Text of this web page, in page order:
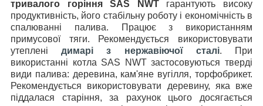
тривалого горіння SAS NWTгарантують високу
продуктивність, його стабільну роботу і економічність в
спалюванні палива. Працює з використанням
примусової тяги. Рекомендується використовувати
утепленідимарі з нержавіючої сталі. При
використанні котла SAS NWT застосовуються тверді
види палива: деревина, кам'яне вугілля, торфобрикет.
Рекомендується використовувати деревину, яка вже
піддалася старіння, за рахунок цього досягається